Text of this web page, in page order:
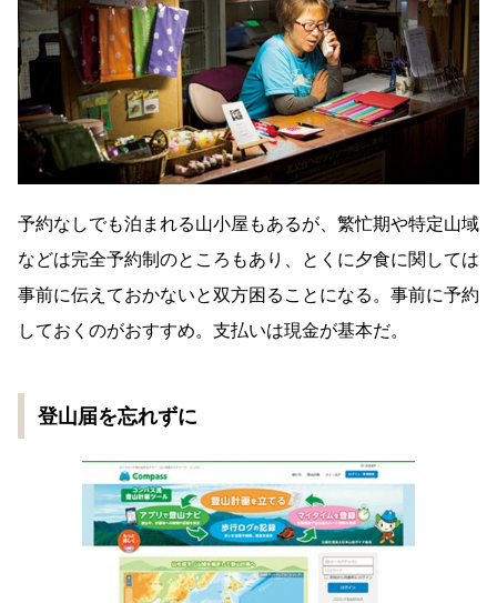
予約なしでも泊まれる山小屋もあるが、繁忙期や特定山域
などは完全予約制のところもあり、とくに夕食に関しては
事前に伝えておかないと双方困ることになる。事前に予約
しておくのがおすすめ。支払いは現金が基本だ。
登山届を忘れずに